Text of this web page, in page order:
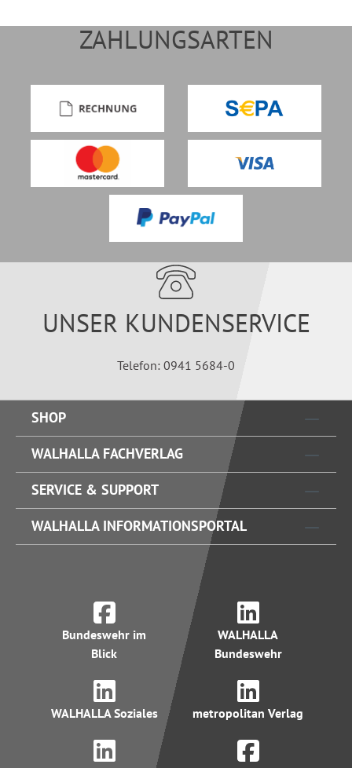
ZAHLUNGSARTEN
UNSER KUNDENSERVICE
Telefon: 0941 5684-0
SHOP
WALHALLA FACHVERLAG
SERVICE & SUPPORT
WALHALLA INFORMATIONSPORTAL
Bundeswehr im
Blick
WALHALLA
Bundeswehr
WALHALLA Soziales metropolitan Verlag